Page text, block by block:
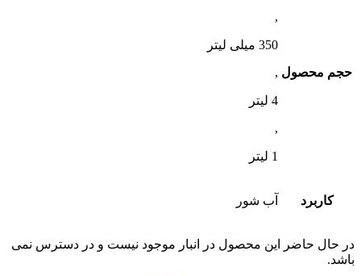
حجم محصول
,
350 میلی لیتر
,
4 لیتر
,
1 لیتر
کاربرد آب شور
در حال حاضر این محصول در انبار موجود نیست و در دسترس نمی
باشد.